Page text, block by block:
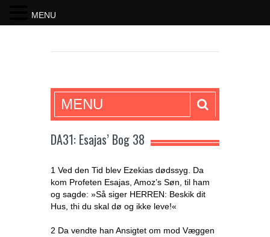
SKRIFTEN
MENU
DA31: Esajas’ Bog 38
1 Ved den Tid blev Ezekias dødssyg. Da
kom Profeten Esajas, Amoz’s Søn, til ham
og sagde: »Så siger HERREN: Beskik dit
Hus, thi du skal dø og ikke leve!«
2 Da vendte han Ansigtet om mod Væggen
MENU